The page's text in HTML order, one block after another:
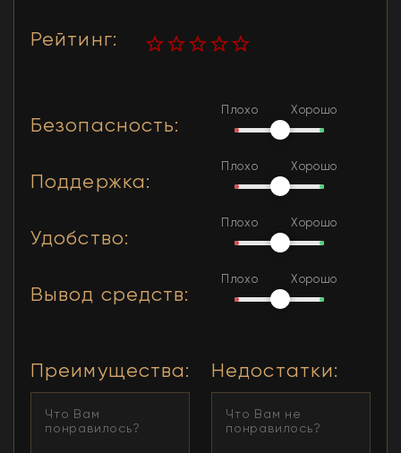
Рейтинг:
Безопасность:
Плохо Хорошо
Поддержка:
Плохо Хорошо
Удобство:
Плохо Хорошо
Вывод средств:
Плохо Хорошо
Преимущества: Недостатки: